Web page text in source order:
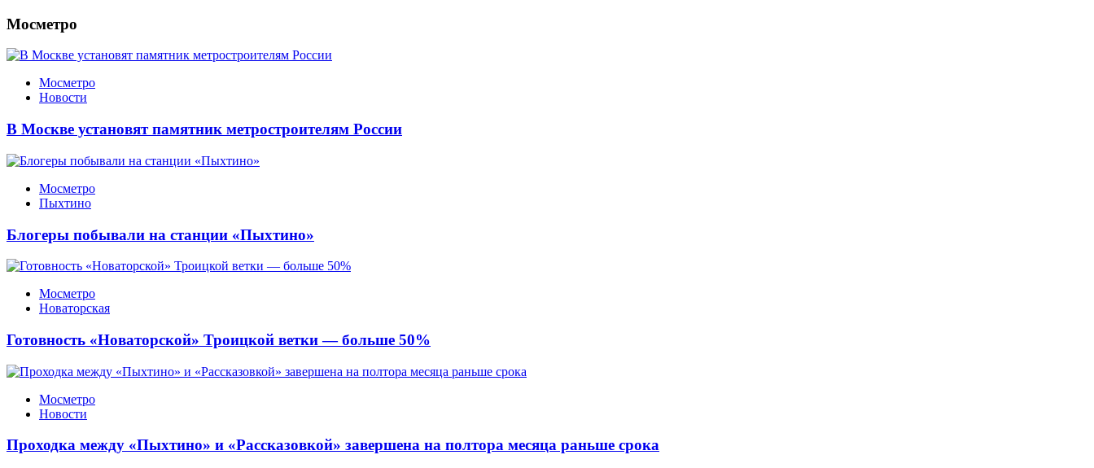
Мосметро
Мосметро
Новости
В Москве установят памятник метростроителям России
Мосметро
Пыхтино
Блогеры побывали на станции «Пыхтино»
Мосметро
Новаторская
Готовность «Новаторской» Троицкой ветки — больше 50%
Мосметро
Новости
Проходка между «Пыхтино» и «Рассказовкой» завершена на полтора месяца раньше срока